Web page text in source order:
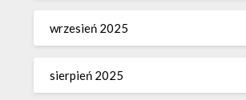
wrzesień 2025
sierpień 2025